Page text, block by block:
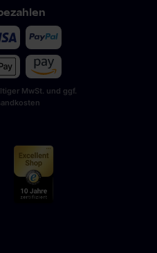
MwSt. und ggf.